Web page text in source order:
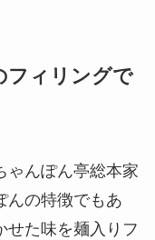
フィリングで
ゃんぽん亭総本家
んの特徴でもあ
せた味を麺入りフ